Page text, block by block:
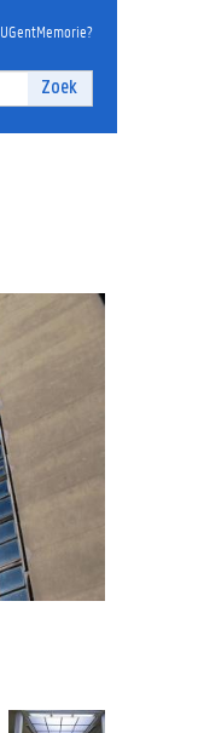
Zoek
UGentMemorie?